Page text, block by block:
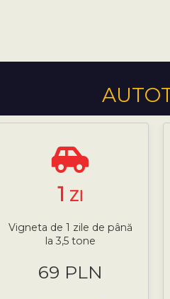
1 ZI
Vigneta de 1 zile de până
la 3,5 tone
69 PLN